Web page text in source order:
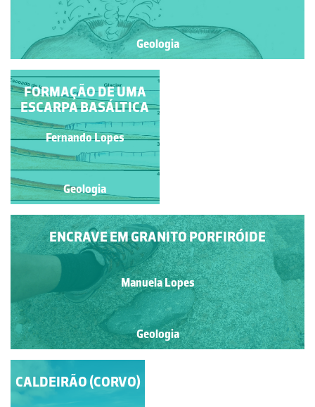
Geologia
ESCARPA BASÁLTICA
Fernando Lopes
Geologia
FORMAÇÃO DE UMA
ESCARPA BASÁLTICA
Fernando Lopes
Geologia
ENCRAVE EM GRANITO PORFIRÓIDE
Manuela Lopes
Geologia
CALDEIRA
VULCÂNICA
CALDEIRÃO (CORVO)